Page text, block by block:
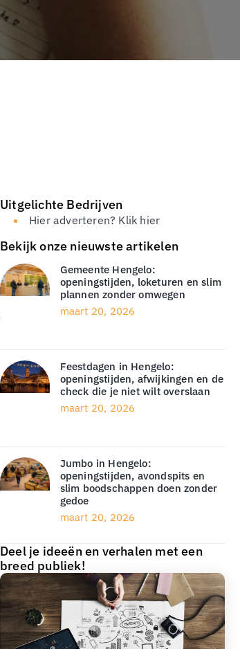
Uitgelichte Bedrijven
Hier adverteren? Klik hier
Bekijk onze nieuwste artikelen
Gemeente Hengelo:
openingstijden, loketuren en slim
plannen zonder omwegen
maart 20, 2026
Feestdagen in Hengelo:
openingstijden, afwijkingen en de
check die je niet wilt overslaan
maart 20, 2026
Jumbo in Hengelo:
openingstijden, avondspits en
slim boodschappen doen zonder
gedoe
maart 20, 2026
Deel je ideeën en verhalen met een
breed publiek!